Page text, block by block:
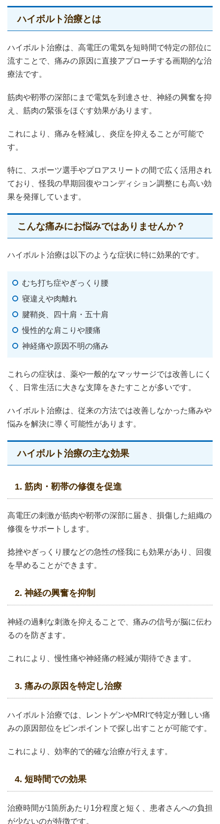
ハイボルト治療とは
ハイボルト治療は、高電圧の電気を短時間で特定の部位に
流すことで、痛みの原因に直接アプローチする画期的な治
療法です。
筋肉や靭帯の深部にまで電気を到達させ、神経の興奮を抑
え、筋肉の緊張をほぐす効果があります。
これにより、痛みを軽減し、炎症を抑えることが可能で
す。
特に、スポーツ選手やプロアスリートの間で広く活用され
ており、怪我の早期回復やコンディション調整にも高い効
果を発揮しています。
こんな痛みにお悩みではありませんか？
ハイボルト治療は以下のような症状に特に効果的です。
むち打ち症やぎっくり腰
寝違えや肉離れ
腱鞘炎、四十肩・五十肩
慢性的な肩こりや腰痛
神経痛や原因不明の痛み
これらの症状は、薬や一般的なマッサージでは改善しにく
く、日常生活に大きな支障をきたすことが多いです。
ハイボルト治療は、従来の方法では改善しなかった痛みや
悩みを解決に導く可能性があります。
ハイボルト治療の主な効果
1. 筋肉・靭帯の修復を促進
高電圧の刺激が筋肉や靭帯の深部に届き、損傷した組織の
修復をサポートします。
捻挫やぎっくり腰などの急性の怪我にも効果があり、回復
を早めることができます。
2. 神経の興奮を抑制
神経の過剰な刺激を抑えることで、痛みの信号が脳に伝わ
るのを防ぎます。
これにより、慢性痛や神経痛の軽減が期待できます。
3. 痛みの原因を特定し治療
ハイボルト治療では、レントゲンやMRIで特定が難しい痛
みの原因部位をピンポイントで探し出すことが可能です。
これにより、効率的で的確な治療が行えます。
4. 短時間での効果
治療時間が1箇所あたり1分程度と短く、患者さんへの負担
が少ないのが特徴です。